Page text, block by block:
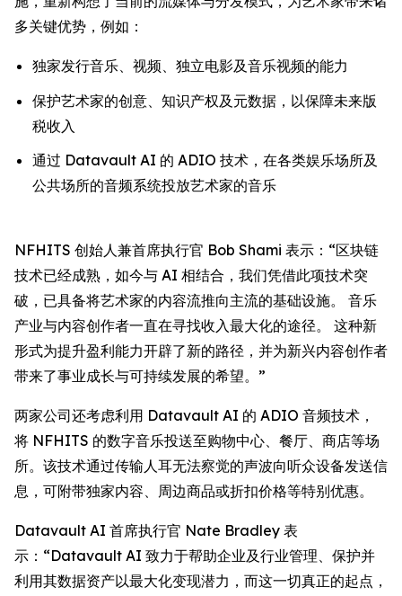
多关键优势，例如：
独家发行音乐、视频、独立电影及音乐视频的能力
保护艺术家的创意、知识产权及元数据，以保障未来版
税收入
通过 Datavault AI 的 ADIO 技术，在各类娱乐场所及
公共场所的音频系统投放艺术家的音乐
NFHITS 创始人兼首席执行官 Bob Shami 表示：“区块链
技术已经成熟，如今与 AI 相结合，我们凭借此项技术突
破，已具备将艺术家的内容流推向主流的基础设施。 音乐
产业与内容创作者一直在寻找收入最大化的途径。 这种新
形式为提升盈利能力开辟了新的路径，并为新兴内容创作者
带来了事业成长与可持续发展的希望。”
两家公司还考虑利用 Datavault AI 的 ADIO 音频技术，
将 NFHITS 的数字音乐投送至购物中心、餐厅、商店等场
所。该技术通过传输人耳无法察觉的声波向听众设备发送信
息，可附带独家内容、周边商品或折扣价格等特别优惠。
Datavault AI 首席执行官 Nate Bradley 表
示：“Datavault AI 致力于帮助企业及行业管理、保护并
利用其数据资产以最大化变现潜力，而这一切真正的起点，